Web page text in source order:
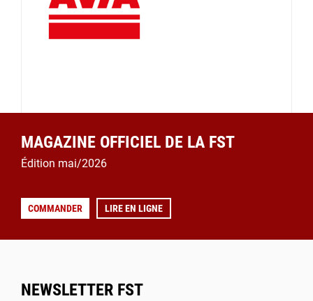
MAGAZINE OFFICIEL DE LA FST
Édition mai/2026
COMMANDER LIRE EN LIGNE
NEWSLETTER FST